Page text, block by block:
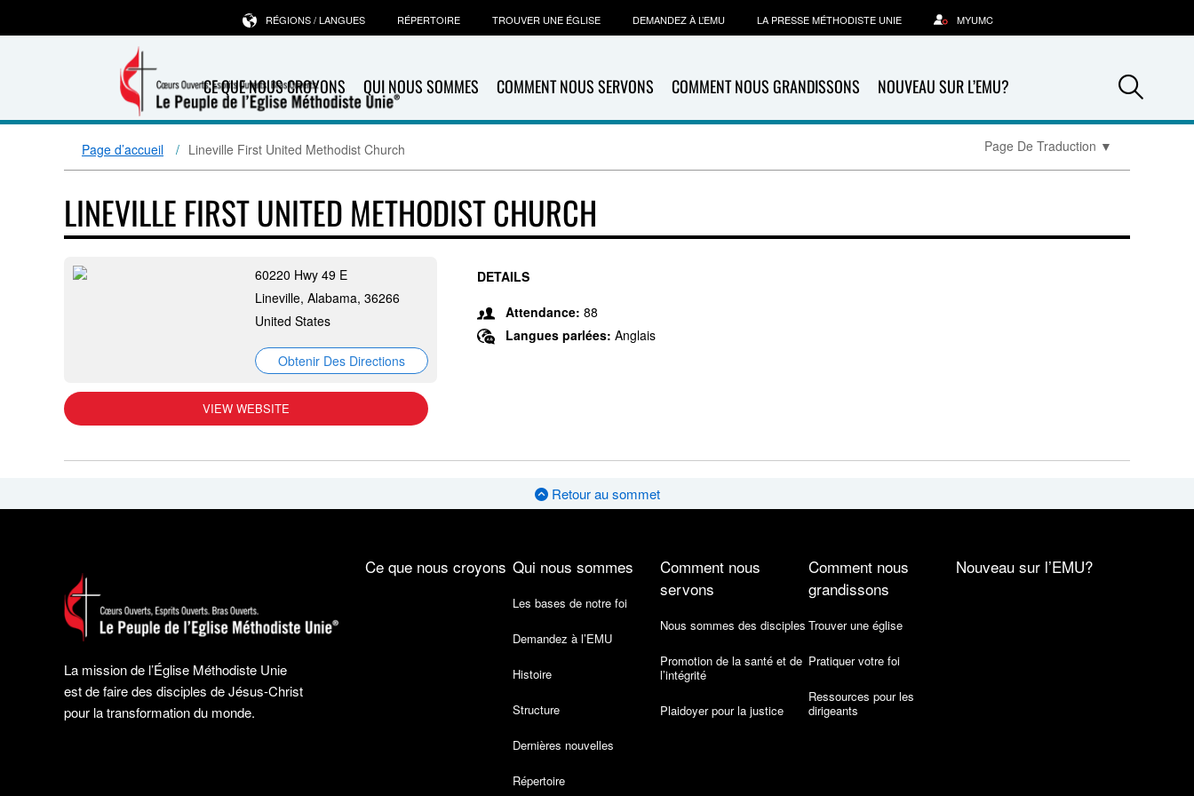
CE QUE NOUS CROYONS QUI NOUS SOMMES COMMENT NOUS SERVONS COMMENT NOUS GRANDISSONS NOUVEAU SUR L’EMU?
RÉGIONS / LANGUES RÉPERTOIRE TROUVER UNE ÉGLISE DEMANDEZ À L’EMU LA PRESSE MÉTHODISTE UNIE MYUMC
Page d’accueil Lineville First United Methodist Church Page De Traduction ▼
LINEVILLE FIRST UNITED METHODIST CHURCH
60220 Hwy 49 E
Lineville, Alabama, 36266
United States
Obtenir Des Directions
VIEW WEBSITE
DETAILS
Attendance: 88
Langues parlées: Anglais
Retour au sommet
La mission de l’Église Méthodiste Unie
est de faire des disciples de Jésus-Christ
pour la transformation du monde.
Ce que nous croyons Qui nous sommes
Les bases de notre foi
Demandez à l’EMU
Histoire
Structure
Dernières nouvelles
Répertoire
Comment nous
servons
Nous sommes des disciples
Promotion de la santé et de
l’intégrité
Plaidoyer pour la justice
Comment nous
grandissons
Trouver une église
Pratiquer votre foi
Ressources pour les
dirigeants
Nouveau sur l’EMU?